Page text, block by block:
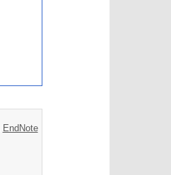
EndNote